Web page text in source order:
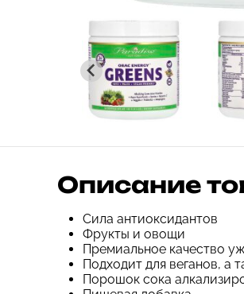
Описание
Сила антиоксидантов
Фрукты и овощи
Премиальное качество
Подходит для веганов, а
Порошок сока